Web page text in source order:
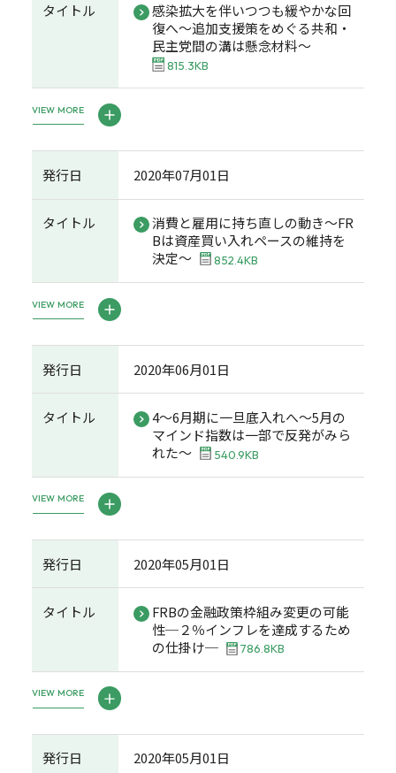
タイトル
感染拡大を伴いつつも緩やかな回
復へ～追加支援策をめぐる共和・
民主党間の溝は懸念材料～
815.3KB
VIEW MORE
発行日 2020年07月01日
タイトル
消費と雇用に持ち直しの動き～FR
Bは資産買い入れペースの維持を
決定～
852.4KB
VIEW MORE
発行日 2020年06月01日
タイトル
4～6月期に一旦底入れへ～5月の
マインド指数は一部で反発がみら
れた～
540.9KB
VIEW MORE
発行日 2020年05月01日
タイトル
FRBの金融政策枠組み変更の可能
性─２％インフレを達成するため
の仕掛け─
786.8KB
VIEW MORE
発行日 2020年05月01日